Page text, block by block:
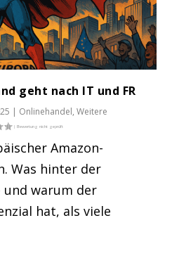
geht nach IT und FR
| Onlinehandel,Weitere
Amazon-
Was hinter der
und warum der
hat, als viele